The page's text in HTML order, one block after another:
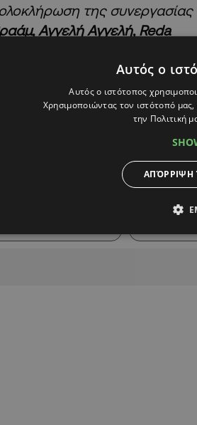
της συνεργασίας
Αγγελή Αγγελή, Reda
Meira και Σωτήρη Ράγια
τους στην ομάδα
και επαγγελματικό
Alpha
ΣΥΝΕΡΓΑΣΙΑΣ
Αυτός ο
Αυτός ο ιστότοπος
Χρησιμοποιώντας τον ιστότοπό
την Πολιτική
ΑΠΌΡΡΙΨΗ